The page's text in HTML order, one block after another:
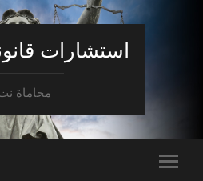
استشارات
محاماة